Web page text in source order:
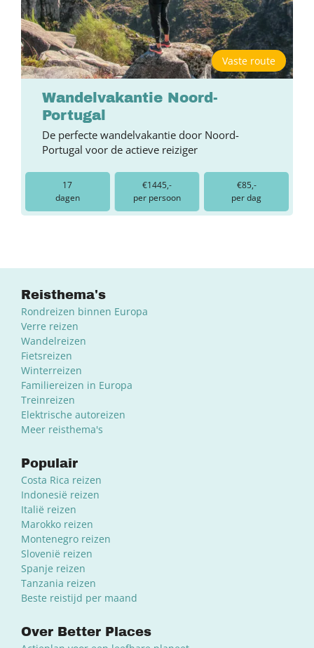
Vaste route
Wandelvakantie Noord-
Portugal
De perfecte wandelvakantie door Noord-
Portugal voor de actieve reiziger
17
dagen
€1445,-
per persoon
€85,-
per dag
Reisthema's
Rondreizen binnen Europa
Verre reizen
Wandelreizen
Fietsreizen
Winterreizen
Familiereizen in Europa
Treinreizen
Elektrische autoreizen
Meer reisthema's
Populair
Costa Rica reizen
Indonesië reizen
Italië reizen
Marokko reizen
Montenegro reizen
Slovenië reizen
Spanje reizen
Tanzania reizen
Beste reistijd per maand
Over Better Places